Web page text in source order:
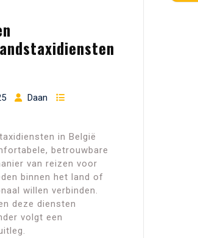
Daan
in België
betrouwbare
van reizen voor
binnen het land of
willen verbinden.
deze diensten
volgt een